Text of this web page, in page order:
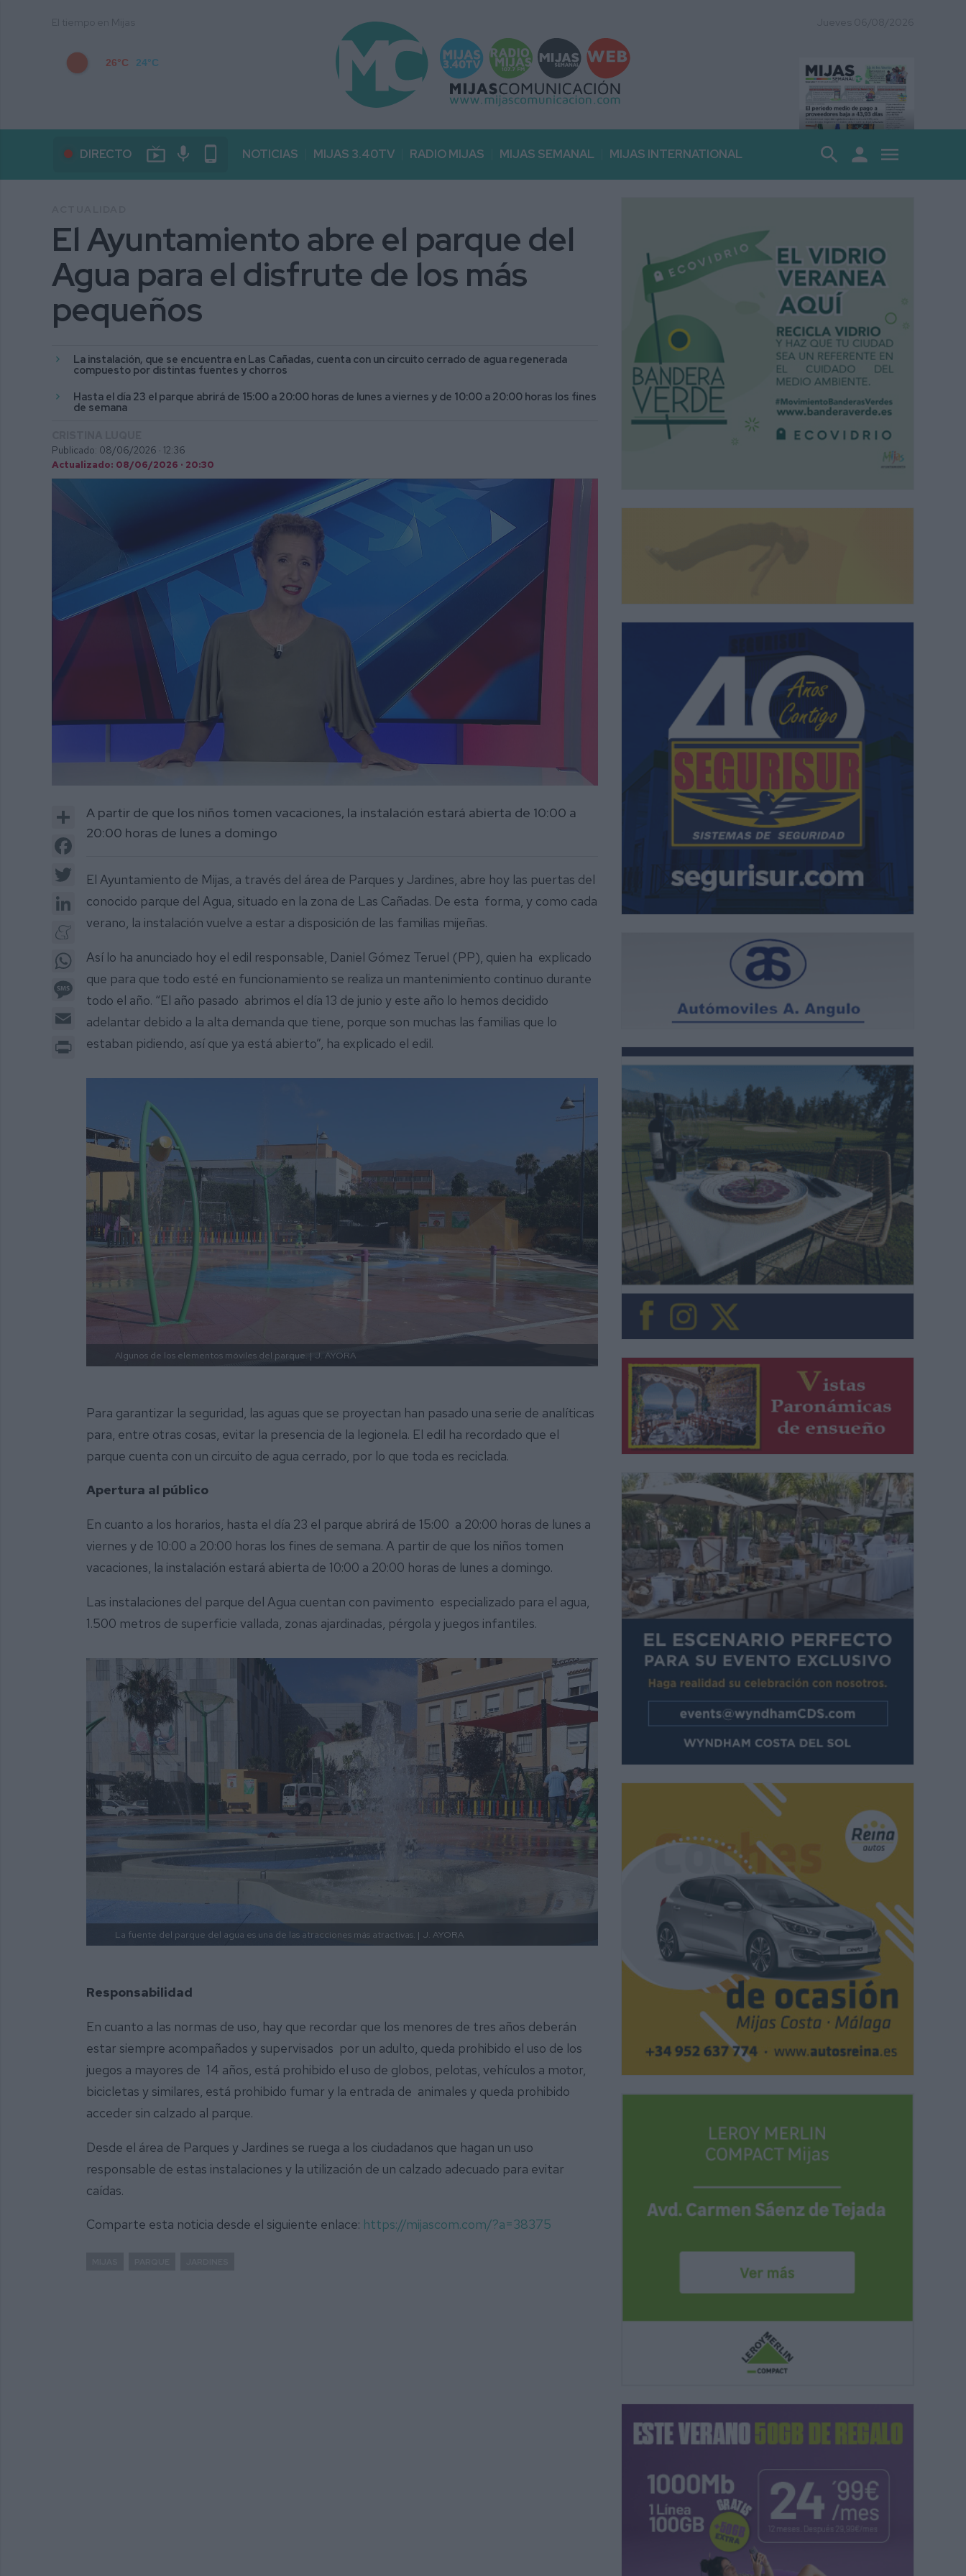
26°C 24°C
DIRECTO live_tv mic phone_android NOTICIAS MIJAS 3.40TV RADIO MIJAS MIJAS SEMANAL MIJAS INTERNATIONAL search person menu
El Ayuntamiento abre el parque del
Agua para el disfrute de los más
pequeños
La instalación, que se encuentra en Las Cañadas, cuenta con un circuito cerrado de agua regenerada
compuesto por distintas fuentes y chorros
Hasta el día 23 el parque abrirá de 15:00 a 20:00 horas de lunes a viernes y de 10:00 a 20:00 horas los fines
de semana
Publicado: 08/06/2026 · 12:36
Actualizado: 08/06/2026 · 20:30
2
minutes,
seconds
Share
Facebook
LinkedIn
Meneame
WhatsApp
Message
Print
A partir de que los niños tomen vacaciones, la instalación estará abierta de 10:00 a
20:00 horas de lunes a domingo
El Ayuntamiento de Mijas, a través del área de Parques y Jardines, abre hoy las puertas del
conocido parque del Agua, situado en la zona de Las Cañadas. De esta forma, y como cada
verano, la instalación vuelve a estar a disposición de las familias mijeñas.
Así lo ha anunciado hoy el edil responsable, Daniel Gómez Teruel (PP), quien ha explicado
que para que todo esté en funcionamiento se realiza un mantenimiento continuo durante
todo el año. “El año pasado abrimos el día 13 de junio y este año lo hemos decidido
adelantar debido a la alta demanda que tiene, porque son muchas las familias que lo
estaban pidiendo, así que ya está abierto”, ha explicado el edil.
Algunos de los elementos móviles del parque. | J. AYORA
Para garantizar la seguridad, las aguas que se proyectan han pasado una serie de analíticas
para, entre otras cosas, evitar la presencia de la legionela. El edil ha recordado que el
parque cuenta con un circuito de agua cerrado, por lo que toda es reciclada.
Apertura al público
En cuanto a los horarios, hasta el día 23 el parque abrirá de 15:00 a 20:00 horas de lunes a
viernes y de 10:00 a 20:00 horas los fines de semana. A partir de que los niños tomen
vacaciones, la instalación estará abierta de 10:00 a 20:00 horas de lunes a domingo.
Las instalaciones del parque del Agua cuentan con pavimento especializado para el agua,
1.500 metros de superficie vallada, zonas ajardinadas, pérgola y juegos infantiles.
La fuente del parque del agua es una de las atracciones más atractivas. | J. AYORA
Responsabilidad
En cuanto a las normas de uso, hay que recordar que los menores de tres años deberán
estar siempre acompañados y supervisados por un adulto, queda prohibido el uso de los
juegos a mayores de 14 años, está prohibido el uso de globos, pelotas, vehículos a motor,
bicicletas y similares, está prohibido fumar y la entrada de animales y queda prohibido
acceder sin calzado al parque.
Desde el área de Parques y Jardines se ruega a los ciudadanos que hagan un uso
responsable de estas instalaciones y la utilización de un calzado adecuado para evitar
caídas.
Comparte esta noticia desde el siguiente enlace: https://mijascom.com/?a=38375